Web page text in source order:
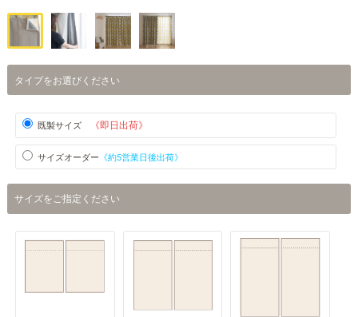
タイプをお選びください
既製サイズ 《即日出荷》
サイズオーダー 《約5営業日後出荷》
サイズをご指定ください